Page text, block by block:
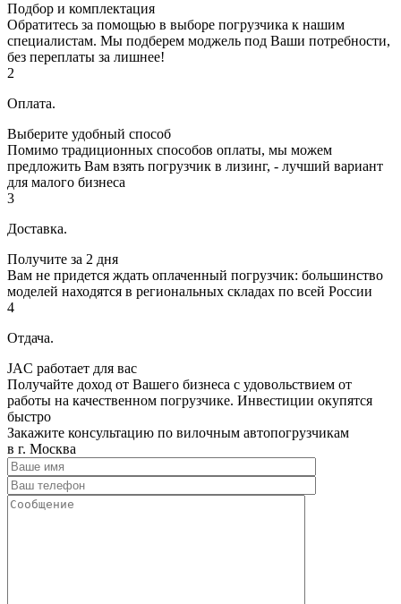
Подбор и комплектация
Обратитесь за помощью в выборе погрузчика к нашим
специалистам. Мы подберем моджель под Ваши потребности,
без переплаты за лишнее!
2
Оплата.
Выберите удобный способ
Помимо традиционных способов оплаты, мы можем
предложить Вам взять погрузчик в лизинг, - лучший вариант
для малого бизнеса
3
Доставка.
Получите за 2 дня
Вам не придется ждать оплаченный погрузчик: большинство
моделей находятся в региональных складах по всей России
4
Отдача.
JAC работает для вас
Получайте доход от Вашего бизнеса с удовольствием от
работы на качественном погрузчике. Инвестиции окупятся
быстро
Закажите консультацию по вилочным автопогрузчикам
в г. Москва